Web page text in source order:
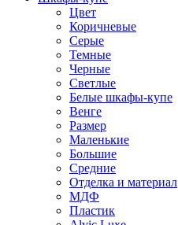
Цвет
Коричневые
Серые
Темные
Черные
Светлые
Белые шкафы-купе
Венге
Размер
Маленькие
Большие
Средние
Отделка и материал
МДФ
Пластик